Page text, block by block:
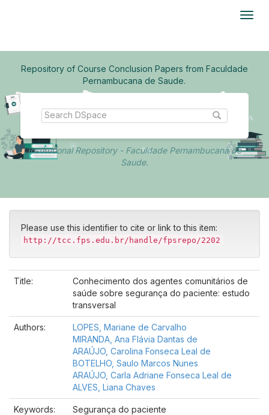
Repository of Course Conclusion Papers from Faculdade
Pernambucana de Saude.
Institutional Repository - Faculdade Pernambucana de
Saude.
Please use this identifier to cite or link to this item:
http://tcc.fps.edu.br/handle/fpsrepo/2202
Title:
Conhecimento dos agentes comunitários de
saúde sobre segurança do paciente: estudo
transversal
Authors:
LOPES, Mariane de Carvalho
MIRANDA, Ana Flávia Dantas de
ARAÚJO, Carolina Fonseca Leal de
BOTELHO, Saulo Marcos Nunes
ARAÚJO, Carla Adriane Fonseca Leal de
ALVES, Liana Chaves
Keywords:
Segurança do paciente